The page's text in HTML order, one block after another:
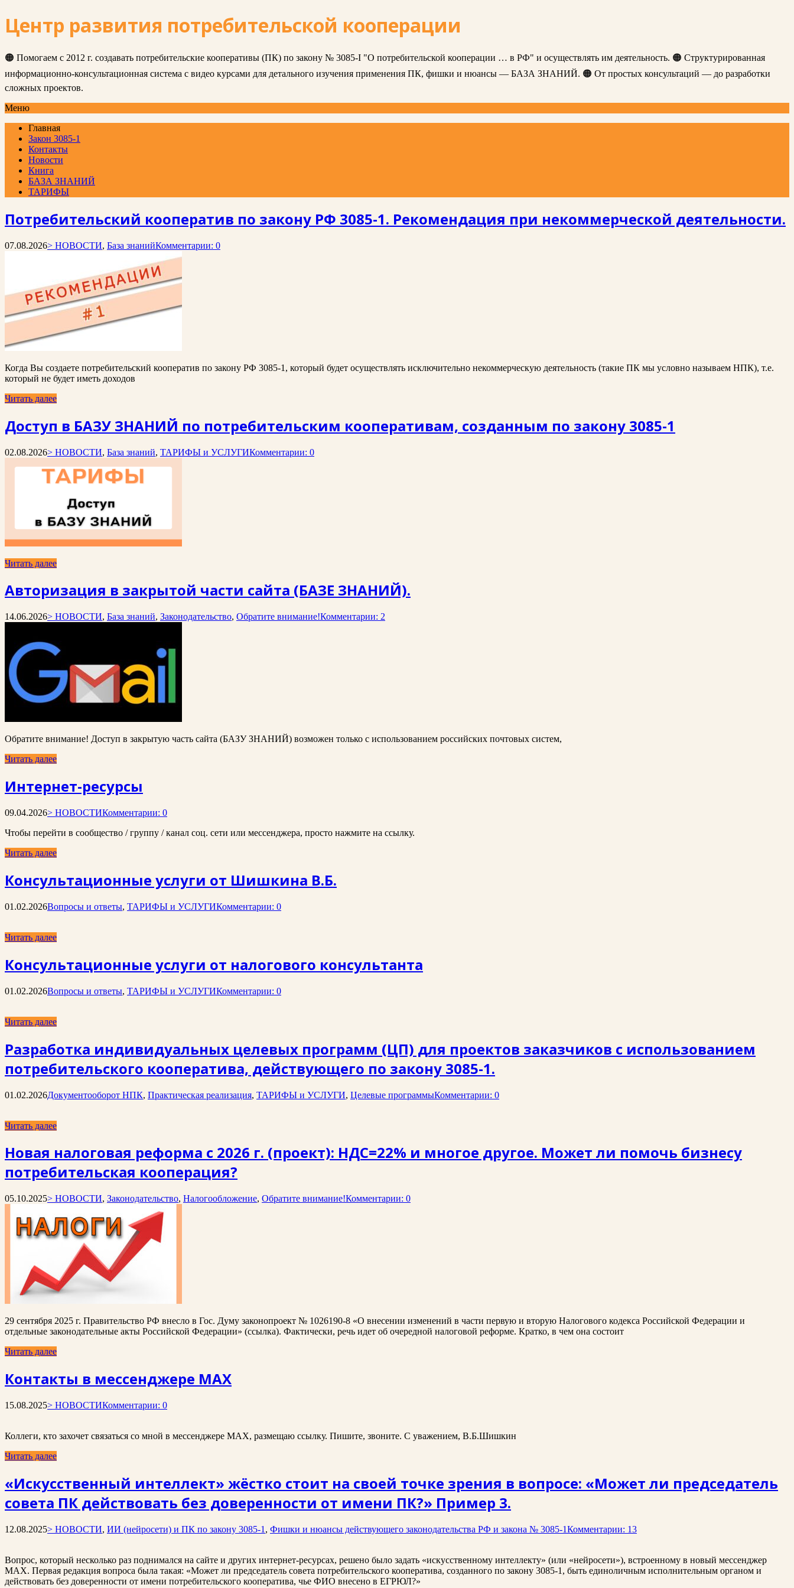
Центр развития потребительской кооперации
🟠 Помогаем с 2012 г. создавать потребительские кооперативы (ПК) по закону № 3085-I "О потребительской кооперации … в РФ" и осуществлять им деятельность. 🟠 Структурированная
информационно-консультационная система с видео курсами для детального изучения применения ПК, фишки и нюансы — БАЗА ЗНАНИЙ. 🟠 От простых консультаций — до разработки
сложных проектов.
Меню
Главная
Закон 3085-1
Контакты
Новости
Книга
БАЗА ЗНАНИЙ
ТАРИФЫ
Потребительский кооператив по закону РФ 3085-1. Рекомендация при некоммерческой деятельности.
07.08.2026> НОВОСТИ, База знанийКомментарии: 0
Когда Вы создаете потребительский кооператив по закону РФ 3085-1, который будет осуществлять исключительно некоммерческую деятельность (такие ПК мы условно называем НПК), т.е.
который не будет иметь доходов
Читать далее
Доступ в БАЗУ ЗНАНИЙ по потребительским кооперативам, созданным по закону 3085-1
02.08.2026> НОВОСТИ, База знаний, ТАРИФЫ и УСЛУГИКомментарии: 0
Читать далее
Авторизация в закрытой части сайта (БАЗЕ ЗНАНИЙ).
14.06.2026> НОВОСТИ, База знаний, Законодательство, Обратите внимание!Комментарии: 2
Обратите внимание! Доступ в закрытую часть сайта (БАЗУ ЗНАНИЙ) возможен только с использованием российских почтовых систем,
Читать далее
Интернет-ресурсы
09.04.2026> НОВОСТИКомментарии: 0
Чтобы перейти в сообщество / группу / канал соц. сети или мессенджера, просто нажмите на ссылку.
Читать далее
Консультационные услуги от Шишкина В.Б.
01.02.2026Вопросы и ответы, ТАРИФЫ и УСЛУГИКомментарии: 0
Читать далее
Консультационные услуги от налогового консультанта
01.02.2026Вопросы и ответы, ТАРИФЫ и УСЛУГИКомментарии: 0
Читать далее
Разработка индивидуальных целевых программ (ЦП) для проектов заказчиков с использованием
потребительского кооператива, действующего по закону 3085-1.
01.02.2026Документооборот НПК, Практическая реализация, ТАРИФЫ и УСЛУГИ, Целевые программыКомментарии: 0
Читать далее
Новая налоговая реформа с 2026 г. (проект): НДС=22% и многое другое. Может ли помочь бизнесу
потребительская кооперация?
05.10.2025> НОВОСТИ, Законодательство, Налогообложение, Обратите внимание!Комментарии: 0
29 сентября 2025 г. Правительство РФ внесло в Гос. Думу законопроект № 1026190-8 «О внесении изменений в части первую и вторую Налогового кодекса Российской Федерации и
отдельные законодательные акты Российской Федерации» (ссылка). Фактически, речь идет об очередной налоговой реформе. Кратко, в чем она состоит
Читать далее
Контакты в мессенджере MAX
15.08.2025> НОВОСТИКомментарии: 0
Коллеги, кто захочет связаться со мной в мессенджере MAX, размещаю ссылку. Пишите, звоните. С уважением, В.Б.Шишкин
Читать далее
«Искусственный интеллект» жёстко стоит на своей точке зрения в вопросе: «Может ли председатель
совета ПК действовать без доверенности от имени ПК?» Пример 3.
12.08.2025> НОВОСТИ, ИИ (нейросети) и ПК по закону 3085-1 , Фишки и нюансы действующего законодательства РФ и закона № 3085-1Комментарии: 13
Вопрос, который несколько раз поднимался на сайте и других интернет-ресурсах, решено было задать «искусственному интеллекту» (или «нейросети»), встроенному в новый мессенджер
MAX. Первая редакция вопроса была такая: «Может ли председатель совета потребительского кооператива, созданного по закону 3085-1, быть единоличным исполнительным органом и
действовать без доверенности от имени потребительского кооператива, чье ФИО внесено в ЕГРЮЛ?»